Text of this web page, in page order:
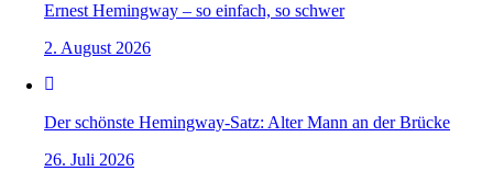
Ernest Hemingway – so einfach, so schwer
2. August 2026
Der schönste Hemingway-Satz: Alter Mann an der Brücke
26. Juli 2026